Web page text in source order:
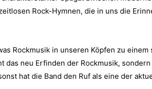
Rock-Hymnen, die in uns die
Rockmusik in unseren Köpfen zu
neu Erfinden der Rockmusik,
hat die Band den Ruf als eine der